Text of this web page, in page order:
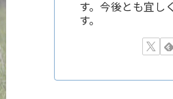
す。今後とも宜し
す。